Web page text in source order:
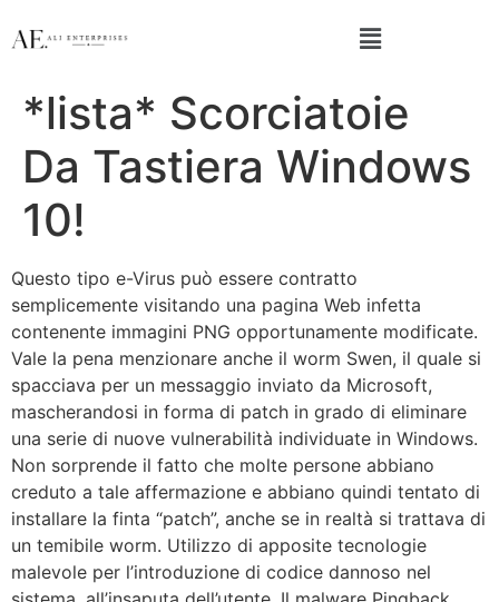
*lista* Scorciatoie
Da Tastiera Windows
10!
Questo tipo e-Virus può essere contratto
semplicemente visitando una pagina Web infetta
contenente immagini PNG opportunamente modificate.
Vale la pena menzionare anche il worm Swen, il quale si
spacciava per un messaggio inviato da Microsoft,
mascherandosi in forma di patch in grado di eliminare
una serie di nuove vulnerabilità individuate in Windows.
Non sorprende il fatto che molte persone abbiano
creduto a tale affermazione e abbiano quindi tentato di
installare la finta “patch”, anche se in realtà si trattava di
un temibile worm. Utilizzo di apposite tecnologie
malevole per l’introduzione di codice dannoso nel